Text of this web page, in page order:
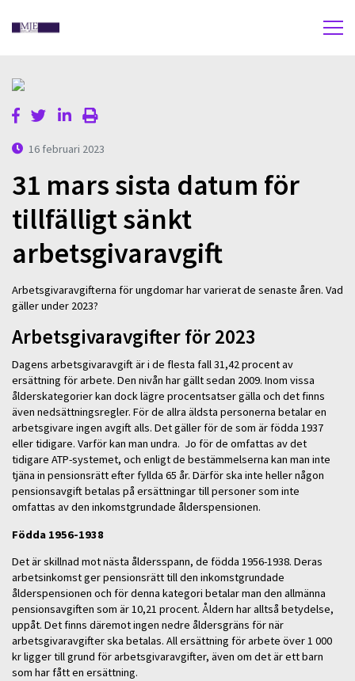
16 februari 2023
31 mars sista datum för
tillfälligt sänkt
arbetsgivaravgift
Arbetsgivaravgifterna för ungdomar har varierat de senaste åren. Vad
gäller under 2023?
Arbetsgivaravgifter för 2023
Dagens arbetsgivaravgift är i de flesta fall 31,42 procent av
ersättning för arbete. Den nivån har gällt sedan 2009. Inom vissa
ålderskategorier kan dock lägre procentsatser gälla och det finns
även nedsättningsregler. För de allra äldsta personerna betalar en
arbetsgivare ingen avgift alls. Det gäller för de som är födda 1937
eller tidigare. Varför kan man undra. Jo för de omfattas av det
tidigare ATP-systemet, och enligt de bestämmelserna kan man inte
tjäna in pensionsrätt efter fyllda 65 år. Därför ska inte heller någon
pensionsavgift betalas på ersättningar till personer som inte
omfattas av den inkomstgrundade ålderspensionen.
Födda 1956-1938
Det är skillnad mot nästa åldersspann, de födda 1956-1938. Deras
arbetsinkomst ger pensionsrätt till den inkomstgrundade
ålderspensionen och för denna kategori betalar man den allmänna
pensionsavgiften som är 10,21 procent. Åldern har alltså betydelse,
uppåt. Det finns däremot ingen nedre åldersgräns för när
arbetsgivaravgifter ska betalas. All ersättning för arbete över 1 000
kr ligger till grund för arbetsgivaravgifter, även om det är ett barn
som har fått en ersättning.